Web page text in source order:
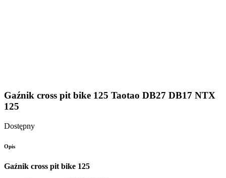
Gaźnik cross pit bike 125 Taotao DB27 DB17 NTX
125
Dostępny
Opis
Gaźnik cross pit bike 125